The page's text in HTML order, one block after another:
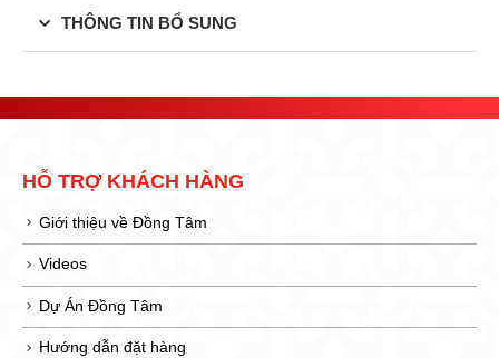
THÔNG TIN BỔ SUNG
HỖ TRỢ KHÁCH HÀNG
Giới thiệu về Đồng Tâm
Videos
Dự Án Đồng Tâm
Hướng dẫn đặt hàng